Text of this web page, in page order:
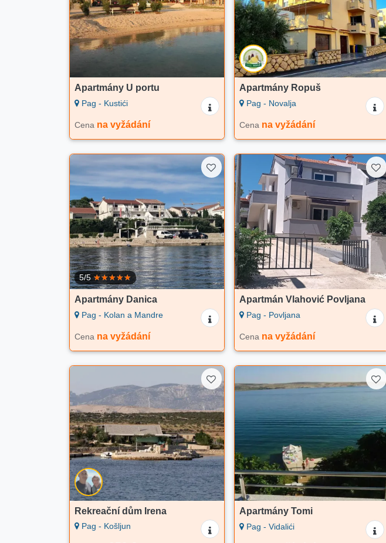
Apartmány U portu
Pag - Kustići
Cena na vyžádání
Apartmány Ropuš
Pag - Novalja
Cena na vyžádání
5/5
Apartmány Danica
Pag - Kolan a Mandre
Cena na vyžádání
Apartmán Vlahović Povljana
Pag - Povljana
Cena na vyžádání
Rekreační dům Irena
Pag - Košljun
Apartmány Tomi
Pag - Vidalići